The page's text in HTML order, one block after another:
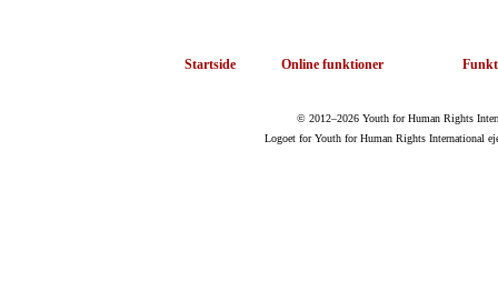
Startside Online funktioner
© 2012–2026 Youth for Human Rights
Logoet for Youth for Human Rights International